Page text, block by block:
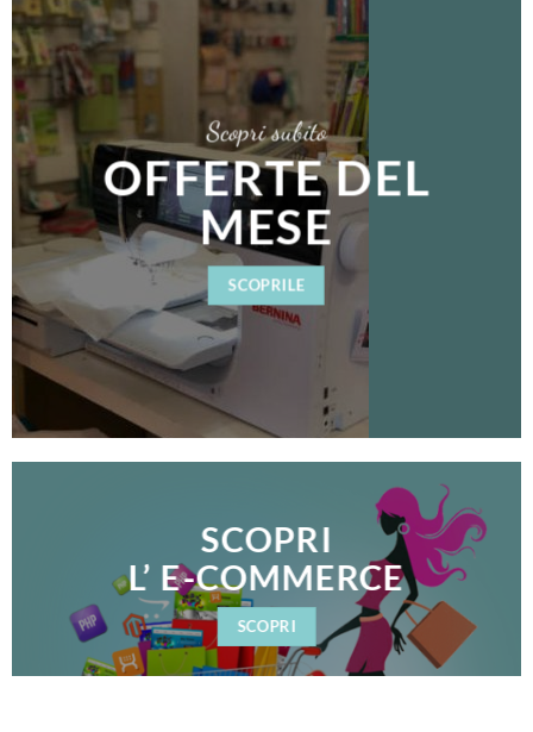
Scopri subito
OFFERTE DEL
MESE
SCOPRILE
SCOPRI
L’ E-COMMERCE
SCOPRI